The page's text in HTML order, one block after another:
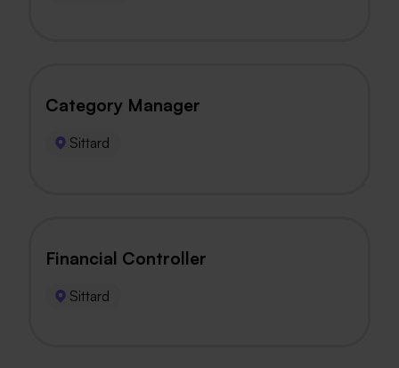
Category Manager
Sittard
Financial Controller
Sittard